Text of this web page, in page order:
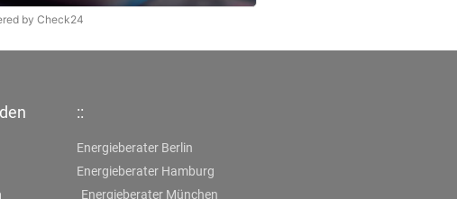
by Check24
::
Energieberater Berlin
Energieberater Hamburg
Energieberater München